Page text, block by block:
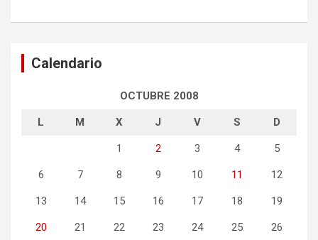
Calendario
OCTUBRE 2008
L M X J V S D
1 2 3 4 5
6 7 8 9 10 11 12
13 14 15 16 17 18 19
20 21 22 23 24 25 26